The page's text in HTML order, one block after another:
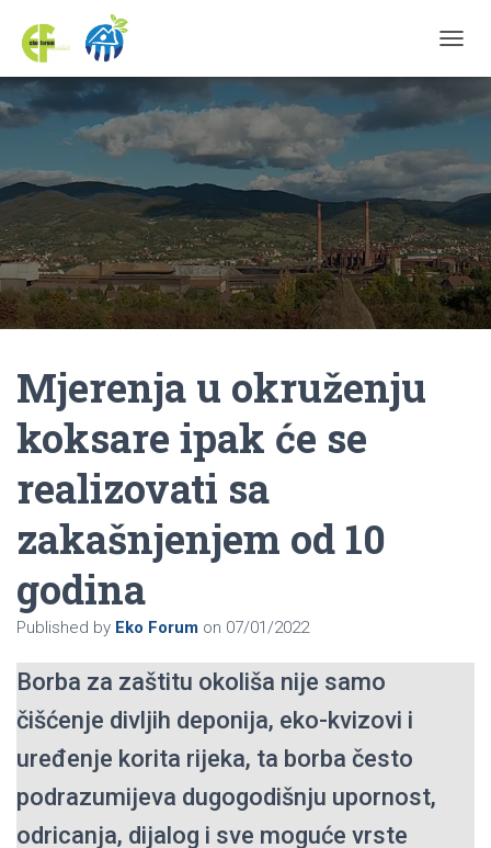
Mjerenja u okruženju
koksare ipak će se
realizovati sa
zakašnjenjem od 10
godina
Published by Eko Forum on 07/01/2022
Borba za zaštitu okoliša nije samo
čišćenje divljih deponija, eko-kvizovi i
uređenje korita rijeka, ta borba često
podrazumijeva dugogodišnju upornost,
odricanja, dijalog i sve moguće vrste